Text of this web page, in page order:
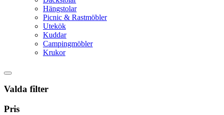
Hängstolar
Picnic & Rastmöbler
Utekök
Kuddar
Campingmöbler
Krukor
Valda filter
Pris